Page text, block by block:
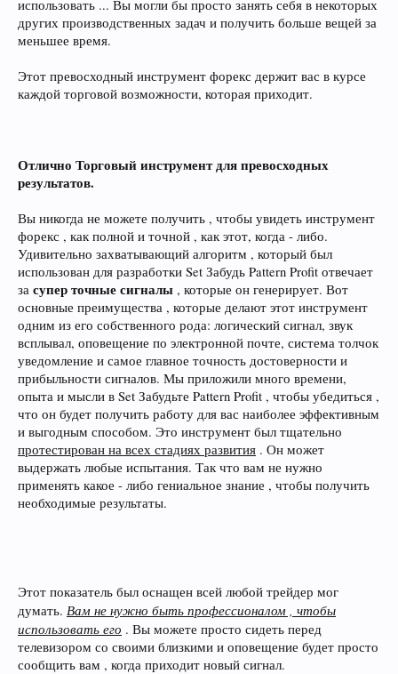
использовать ... Вы могли бы просто занять себя в некоторых
других производственных задач и получить больше вещей за
меньшее время.
Этот превосходный инструмент форекс держит вас в курсе
каждой торговой возможности, которая приходит.
Отлично Торговый инструмент для превосходных
результатов.
Вы никогда не можете получить , чтобы увидеть инструмент
форекс , как полной и точной , как этот, когда - либо.
Удивительно захватывающий алгоритм , который был
использован для разработки Set Забудь Pattern Profit отвечает
за супер точные сигналы , которые он генерирует. Вот
основные преимущества , которые делают этот инструмент
одним из его собственного рода: логический сигнал, звук
всплывал, оповещение по электронной почте, система толчок
уведомление и самое главное точность достоверности и
прибыльности сигналов. Мы приложили много времени,
опыта и мысли в Set Забудьте Pattern Profit , чтобы убедиться ,
что он будет получить работу для вас наиболее эффективным
и выгодным способом. Это инструмент был тщательно
протестирован на всех стадиях развития . Он может
выдержать любые испытания. Так что вам не нужно
применять какое - либо гениальное знание , чтобы получить
необходимые результаты.
Этот показатель был оснащен всей любой трейдер мог
думать. Вам не нужно быть профессионалом , чтобы
использовать его . Вы можете просто сидеть перед
телевизором со своими близкими и оповещение будет просто
сообщить вам , когда приходит новый сигнал.